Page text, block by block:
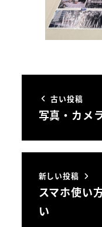
古い投稿
写真・カメ
新しい投稿
スマホ使い
い